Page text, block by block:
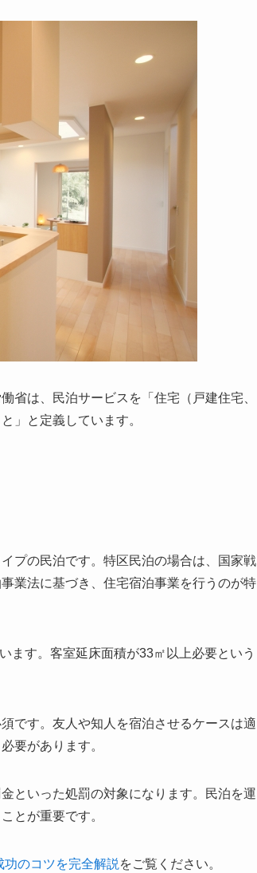
省は、民泊サービスを「住宅（戸建住宅、
」と定義しています。
プの民泊です。特区民泊の場合は、国家戦
業法に基づき、住宅宿泊事業を行うのが特
ます。客室延床面積が33㎡以上必要という
です。友人や知人を宿泊させるケースは適
要があります。
といった処罰の対象になります。民泊を運
とが重要です。
功のコツを完全解説 をご覧ください。